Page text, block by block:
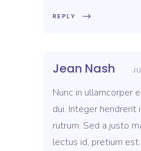
REPLY
Jean Nash
Nunc in ullamcorper
dui. Integer hendrerit
rutrum. Sed a justo
lectus id, pretium